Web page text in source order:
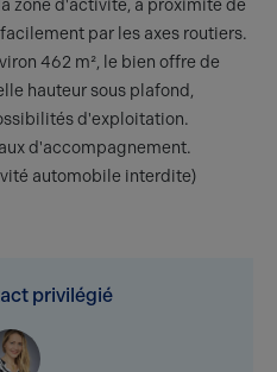
zone d'activité, à proximité de
par les axes routiers.
462 m², le bien offre de
hauteur sous plafond,
d'exploitation.
d'accompagnement.
automobile interdite)
privilégié